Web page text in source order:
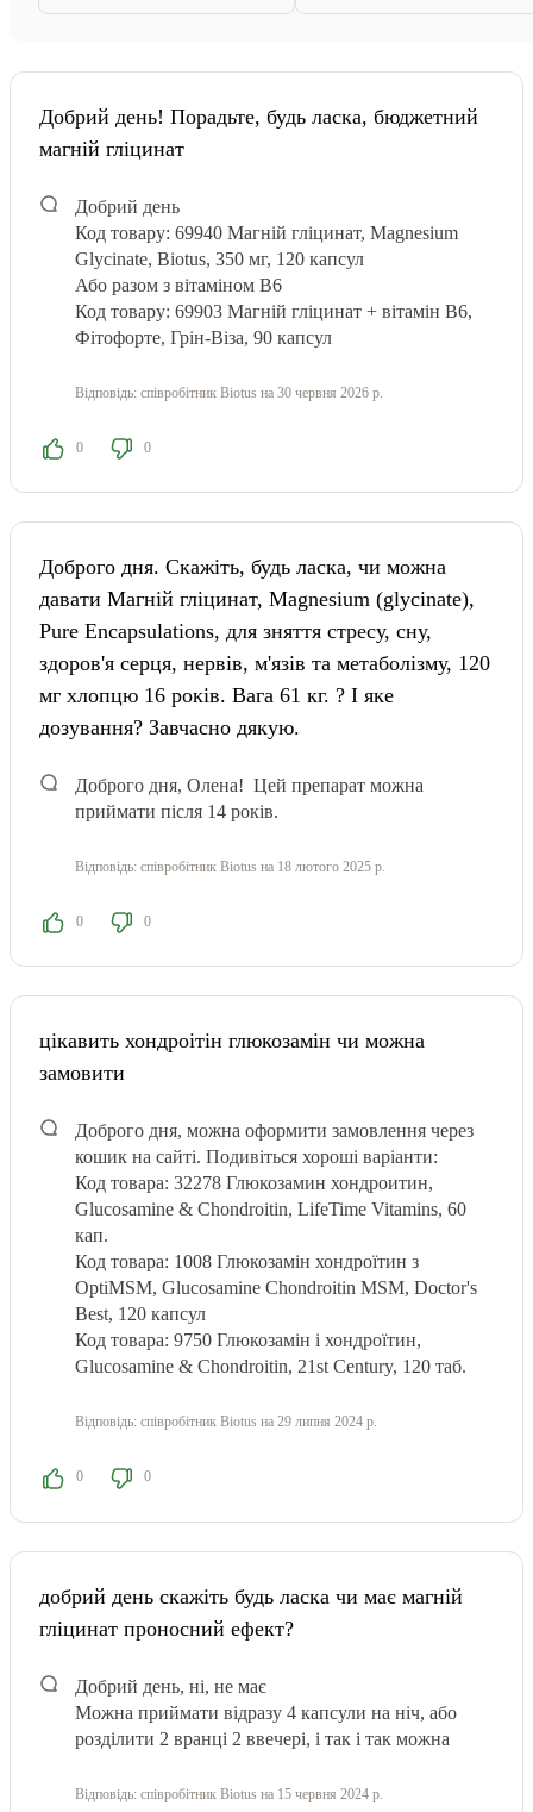
Добрий день! Порадьте, будь ласка, бюджетний
магній гліцинат
Добрий день
Код товару: 69940 Магній гліцинат, Magnesium
Glycinate, Biotus, 350 мг, 120 капсул
Або разом з вітаміном В6
Код товару: 69903 Магній гліцинат + вітамін В6,
Фітофорте, Грін-Віза, 90 капсул
Відповідь: співробітник Biotus на 30 червня 2026 р.
0 0
Доброго дня. Скажіть, будь ласка, чи можна
давати Магній гліцинат, Magnesium (glycinate),
Pure Encapsulations, для зняття стресу, сну,
здоров'я серця, нервів, м'язів та метаболізму, 120
мг хлопцю 16 років. Вага 61 кг. ? І яке
дозування? Завчасно дякую.
Доброго дня, Олена! Цей препарат можна
приймати після 14 років.
Відповідь: співробітник Biotus на 18 лютого 2025 р.
0 0
цікавить хондроітін глюкозамін чи можна
замовити
Доброго дня, можна оформити замовлення через
кошик на сайті. Подивіться хороші варіанти:
Код товара: 32278 Глюкозамин хондроитин,
Glucosamine & Chondroitin, LifeTime Vitamins, 60
кап.
Код товара: 1008 Глюкозамін хондроїтин з
OptiMSM, Glucosamine Chondroitin MSM, Doctor's
Best, 120 капсул
Код товара: 9750 Глюкозамін і хондроїтин,
Glucosamine & Chondroitin, 21st Century, 120 таб.
Відповідь: співробітник Biotus на 29 липня 2024 р.
0 0
добрий день скажіть будь ласка чи має магній
гліцинат проносний ефект?
Добрий день, ні, не має
Можна приймати відразу 4 капсули на ніч, або
розділити 2 вранці 2 ввечері, і так і так можна
Відповідь: співробітник Biotus на 15 червня 2024 р.